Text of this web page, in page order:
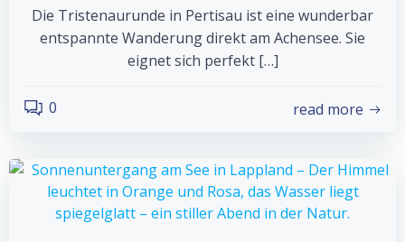
Die Tristenaurunde in Pertisau ist eine wunderbar
entspannte Wanderung direkt am Achensee. Sie
eignet sich perfekt […]
0 read more